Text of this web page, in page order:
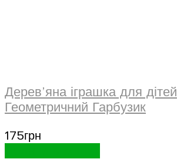
Дерев’яна іграшка для дітей
Геометричний Гарбузик
175грн